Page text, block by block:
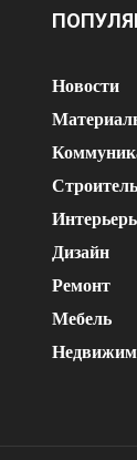
Новости
Дизайн
Ремонт
Мебель